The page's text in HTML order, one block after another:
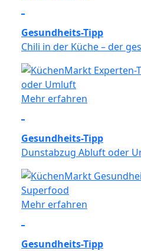
Gesundheits-Tipp
Chili in der Küche – der
Mehr erfahren
Gesundheits-Tipp
Dunstabzug Abluft oder
Mehr erfahren
Gesundheits-Tipp